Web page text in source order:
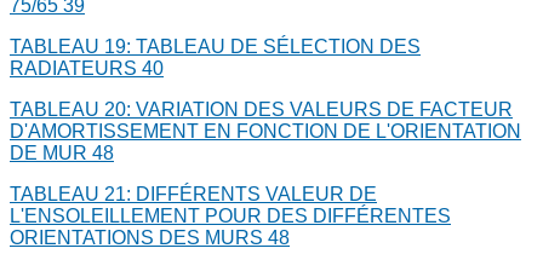
75/65 39
TABLEAU 19: TABLEAU DE SÉLECTION DES
RADIATEURS 40
TABLEAU 20: VARIATION DES VALEURS DE FACTEUR
D'AMORTISSEMENT EN FONCTION DE L'ORIENTATION
DE MUR 48
TABLEAU 21: DIFFÉRENTS VALEUR DE
L'ENSOLEILLEMENT POUR DES DIFFÉRENTES
ORIENTATIONS DES MURS 48